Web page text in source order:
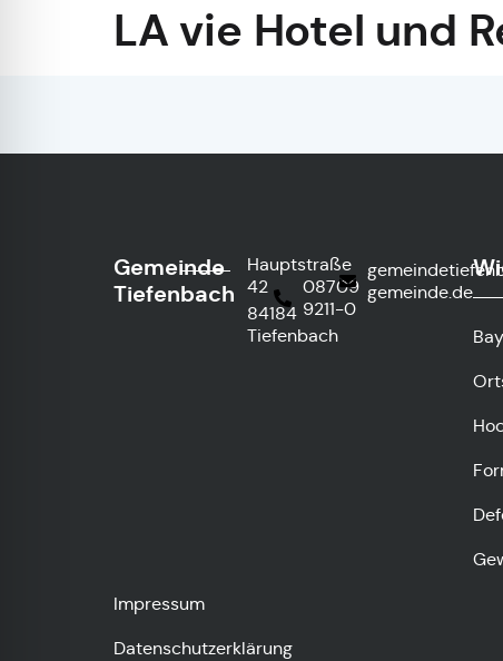
LA vie Hotel und
Gemeinde
Tiefenbach
Hauptstraße
42
84184
Tiefenbach
08709
9211-0
gemeinde.de
Impressum
Datenschutzerklärung